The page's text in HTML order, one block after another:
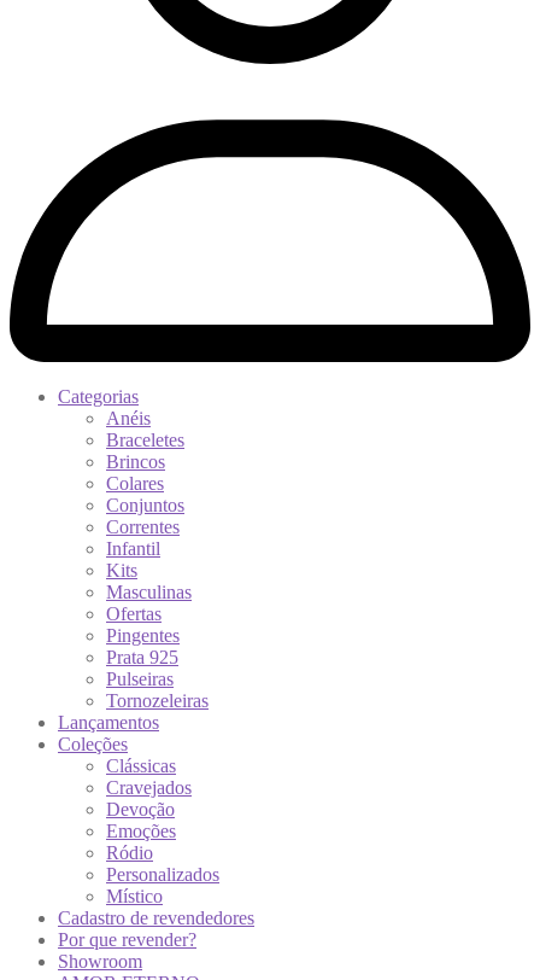
Categorias
Anéis
Braceletes
Brincos
Colares
Conjuntos
Correntes
Infantil
Kits
Masculinas
Ofertas
Pingentes
Prata 925
Pulseiras
Tornozeleiras
Lançamentos
Coleções
Clássicas
Cravejados
Devoção
Emoções
Ródio
Personalizados
Místico
Cadastro de revendedores
Por que revender?
Showroom